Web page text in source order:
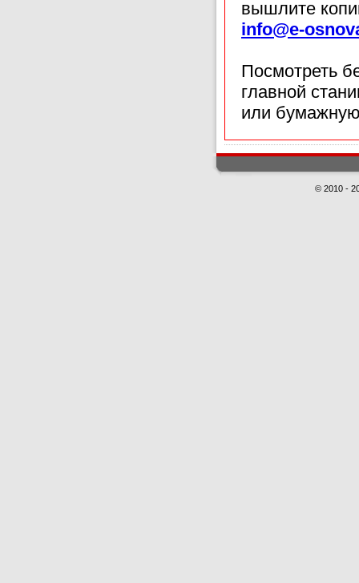
вышлите
info@e-
Посмотреть
главной
или
© 2010 -